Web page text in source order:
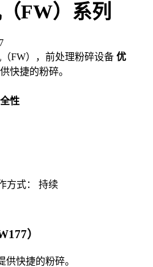
FW）系列
FW），前处理粉碎设备 优
快捷的粉碎。
性
方式： 持续
）
供快捷的粉碎。